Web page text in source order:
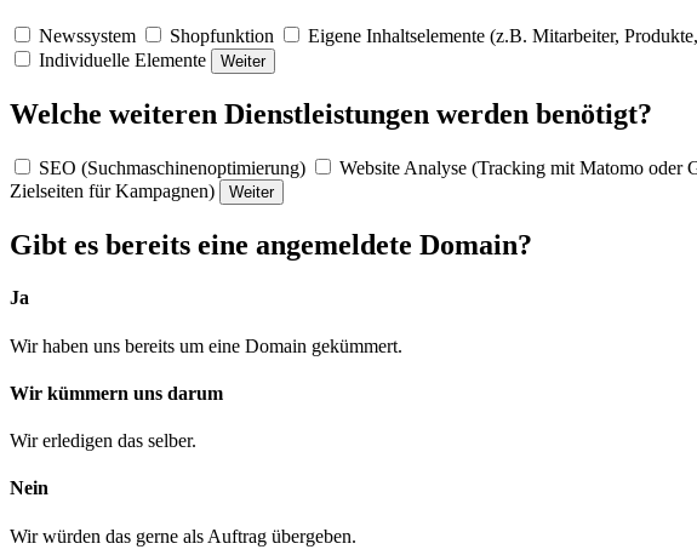
Newssystem Shopfunktion Eigene Inhaltselemente (z.B. Mitarbeiter,
Individuelle Elemente
Weiter
Welche weiteren Dienstleistungen werden benötigt?
SEO (Suchmaschinenoptimierung) Website Analyse (Tracking mit Matomo oder
Zielseiten für Kampagnen)
Weiter
Gibt es bereits eine angemeldete Domain?
Ja
Wir haben uns bereits um eine Domain gekümmert.
Wir kümmern uns darum
Wir erledigen das selber.
Nein
Wir würden das gerne als Auftrag übergeben.